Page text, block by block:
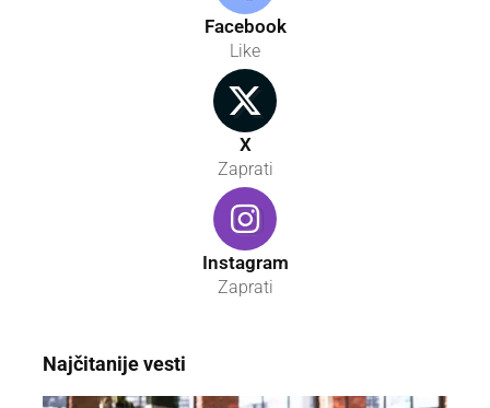
Facebook
Like
X
Zaprati
Instagram
Zaprati
Najčitanije vesti